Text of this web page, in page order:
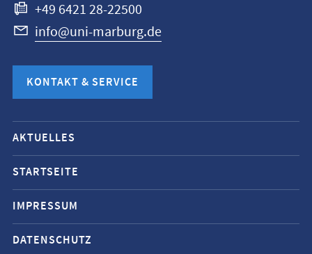
+49 6421 28-22500
info@uni-marburg.de
KONTAKT & SERVICE
Mobile-
Service-
Navigation
und
Social
Media
AKTUELLES
STARTSEITE
IMPRESSUM
DATENSCHUTZ